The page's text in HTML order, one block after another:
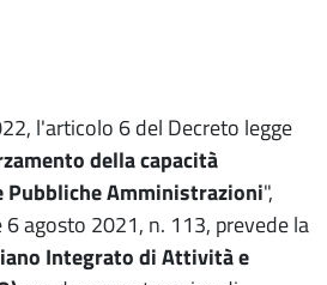
l'articolo 6 del Decreto legge
della capacità
Amministrazioni",
agosto 2021, n. 113, prevede la
Integrato di Attività e